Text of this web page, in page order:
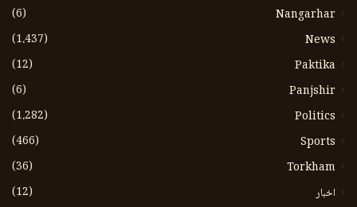
Nangarhar
(6)
News
(1،437)
Paktika
(12)
Panjshir
(6)
Politics
(1،282)
Sports
(466)
Torkham
(36)
اخبار
(12)